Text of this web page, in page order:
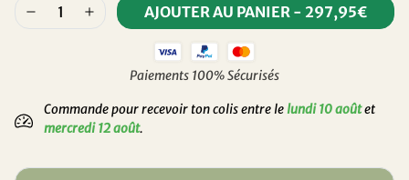
AJOUTER AU PANIER - 297,95€
Paiements 100% Sécurisés
Commande pour recevoir ton colis entre lelundi 10 aoûtet
mercredi 12 août.